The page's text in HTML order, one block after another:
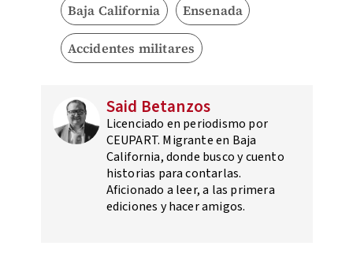
Baja California Ensenada
Accidentes militares
Said Betanzos
Licenciado en periodismo por
CEUPART. Migrante en Baja
California, donde busco y cuento
historias para contarlas.
Aficionado a leer, a las primera
ediciones y hacer amigos.